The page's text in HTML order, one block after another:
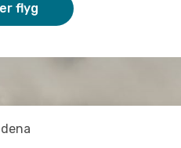
flyg